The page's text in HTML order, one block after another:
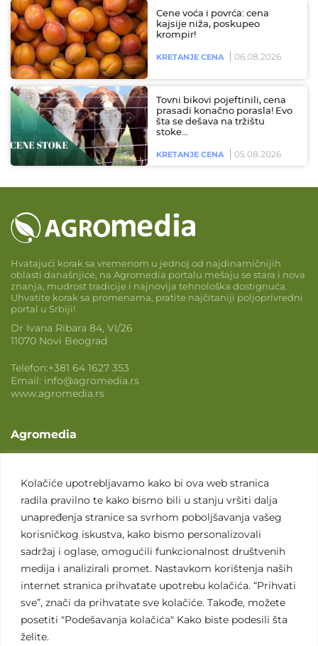
Kolačiće upotrebljavamo kako bi ova web stranica
radila pravilno te kako bismo bili u stanju vršiti dalja
unapređenja stranice sa svrhom poboljšavanja vašeg
korisničkog iskustva, kako bismo personalizovali
sadržaj i oglase, omogućili funkcionalnost društvenih
medija i analizirali promet. Nastavkom korištenja naših
internet stranica prihvatate upotrebu kolačića. “Prihvati
sve”, znači da prihvatate sve kolačiće. Takođe, možete
posetiti "Podešavanja kolačića" Kako biste podesili šta
želite.
Cene voća i povrća: cena
kajsije niža, poskupeo
krompir!
KRETANJE CENA 06.08.2026
Tovni bikovi pojeftinili, cena
prasadi konačno porasla! Evo
šta se dešava na tržištu
stoke…
KRETANJE CENA 05.08.2026
Hvatajući korak sa vremenom u jednoj od najdinamičnijih
oblasti današnjice, na Agromedia portalu mešaju se stara i nova
znanja, mudrost tradicije i najnovija tehnološka dostignuća.
Uhvatite korak sa promenama, pratite najčitaniji poljoprivredni
portal u Srbiji!
Dr Ivana Ribara 84, VI/26
11070 Novi Beograd
Telefon:+381 64 1627 353
Email: info@agromedia.rs
www.agromedia.rs
Agromedia
Svet poljoprivrede
Marketing usluge
Tražimo saradnike
Kontakt
Kontakt